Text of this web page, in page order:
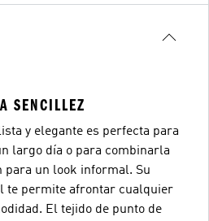
SENCILLEZ
y elegante es perfecta para
largo día o para combinarla
para un look informal. Su
te permite afrontar cualquier
El tejido de punto de